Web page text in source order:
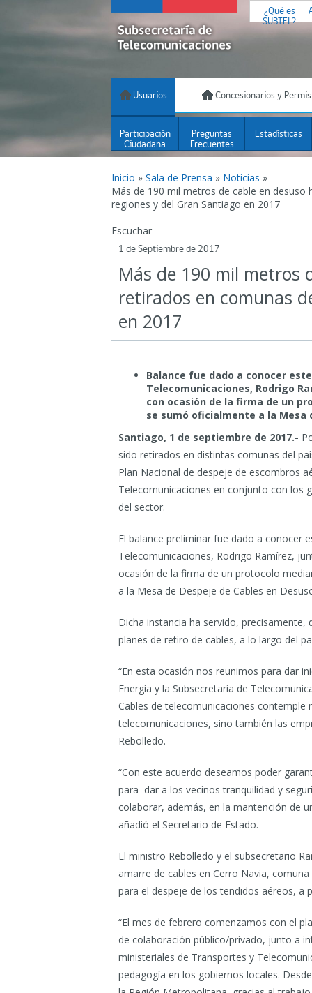
¿Qué es
SUBTEL?
Usuarios Concesionarios y
Participación
Ciudadana
Preguntas
Frecuentes
Estadísticas
Inicio » Sala de Prensa » Noticias »
Más de 190 mil metros de cable en
regiones y del Gran Santiago en 2017
Escuchar
1 de Septiembre de 2017
Más de 190 mil metros
retirados en comunas
en 2017
Balance fue dado a conocer
Telecomunicaciones, Rodrigo
con ocasión de la firma de un
se sumó oficialmente a la Mesa
Santiago, 1 de septiembre de 2017.-
sido retirados en distintas comunas del
Plan Nacional de despeje de escombros
Telecomunicaciones en conjunto con los
del sector.
El balance preliminar fue dado a conocer
Telecomunicaciones, Rodrigo Ramírez,
ocasión de la firma de un protocolo
a la Mesa de Despeje de Cables en
Dicha instancia ha servido,
planes de retiro de cables, a lo largo del
“En esta ocasión nos reunimos para dar
Energía y la Subsecretaría de
Cables de telecomunicaciones
telecomunicaciones, sino también las
Rebolledo.
“Con este acuerdo deseamos poder
para dar a los vecinos tranquilidad y
colaborar, además, en la mantención de
añadió el Secretario de Estado.
El ministro Rebolledo y el subsecretario
amarre de cables en Cerro Navia,
para el despeje de los tendidos aéreos,
“El mes de febrero comenzamos con el
de colaboración público/privado, junto a
ministeriales de Transportes y
pedagogía en los gobiernos locales.